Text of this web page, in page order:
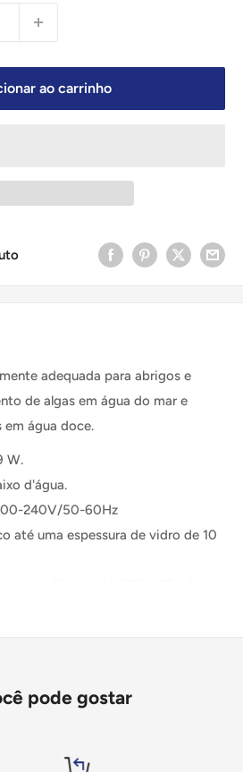
ao carrinho
adequada para abrigos e
de algas em água do mar e
água doce.
W.
d'água.
240V/50-60Hz
até uma espessura de vidro de 10
pode gostar